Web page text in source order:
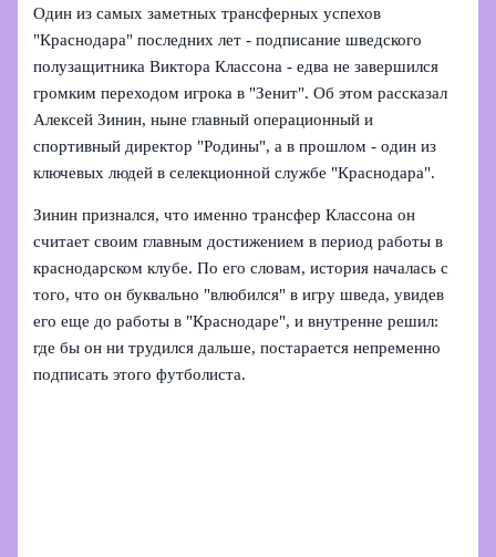
Один из самых заметных трансферных успехов
"Краснодара" последних лет - подписание шведского
полузащитника Виктора Классона - едва не завершился
громким переходом игрока в "Зенит". Об этом рассказал
Алексей Зинин, ныне главный операционный и
спортивный директор "Родины", а в прошлом - один из
ключевых людей в селекционной службе "Краснодара".
Зинин признался, что именно трансфер Классона он
считает своим главным достижением в период работы в
краснодарском клубе. По его словам, история началась с
того, что он буквально "влюбился" в игру шведа, увидев
его еще до работы в "Краснодаре", и внутренне решил:
где бы он ни трудился дальше, постарается непременно
подписать этого футболиста.